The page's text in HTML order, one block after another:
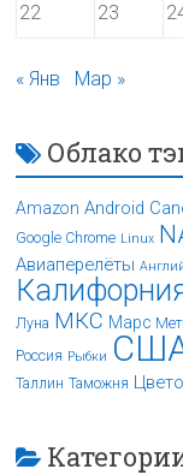
22
23
« Янв Мар »
Облако
Amazon Android
Google Chrome Linux
Авиаперелёты
Луна МКС Марс
Россия Рыбки
Таллин Таможня